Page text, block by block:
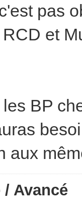
pas
et
BP
aux
/ Avancé